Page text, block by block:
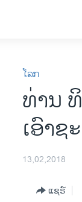
ໂລກ
ທ່ານ
ເອົາ
13,02,2018
ແຊຣ໌